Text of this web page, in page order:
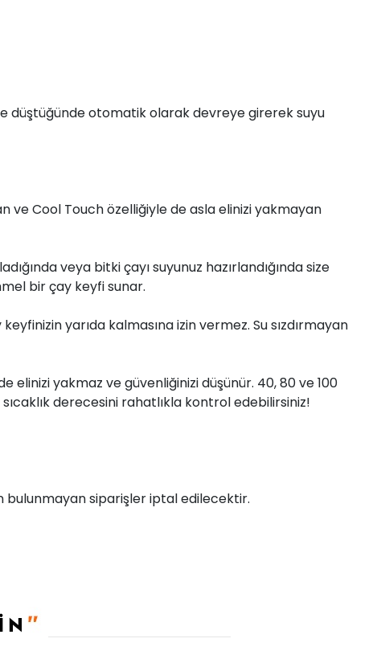
düştüğünde otomatik olarak devreye girerek suyu
ve Cool Touch özelliğiyle de asla elinizi yakmayan
veya bitki çayı suyunuz hazırlandığında size
bir çay keyfi sunar.
yarıda kalmasına izin vermez. Su sızdırmayan
elinizi yakmaz ve güvenliğinizi düşünür. 40, 80 ve 100
derecesini rahatlıkla kontrol edebilirsiniz!
bulunmayan siparişler iptal edilecektir.